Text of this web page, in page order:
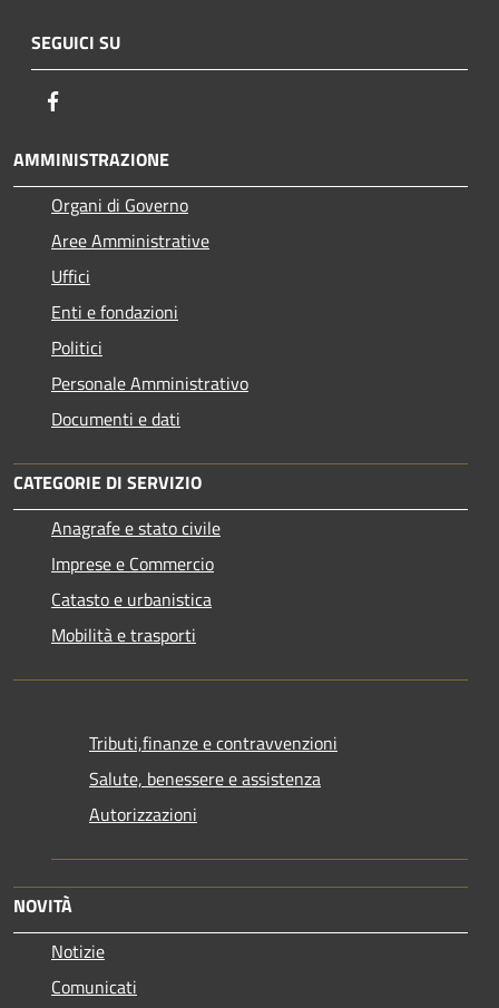
SEGUICI SU
AMMINISTRAZIONE
Organi di Governo
Aree Amministrative
Uffici
Enti e fondazioni
Politici
Personale Amministrativo
Documenti e dati
CATEGORIE DI SERVIZIO
Anagrafe e stato civile
Imprese e Commercio
Catasto e urbanistica
Mobilità e trasporti
Tributi,finanze e contravvenzioni
Salute, benessere e assistenza
Autorizzazioni
NOVITÀ
Notizie
Comunicati